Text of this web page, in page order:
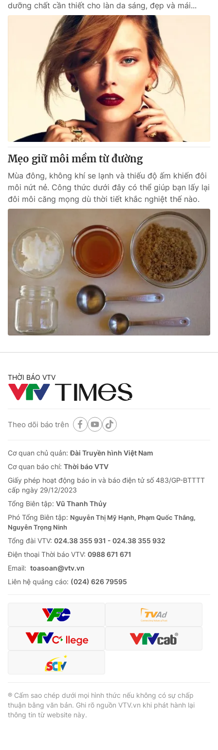
dưỡng chất cần thiết cho làn da sáng, đẹp và mái...
Mẹo giữ môi mềm từ đường
Mùa đông, không khí se lạnh và thiếu độ ấm khiến đôi
môi nứt nẻ. Công thức dưới đây có thể giúp bạn lấy lại
đôi môi căng mọng dù thời tiết khắc nghiệt thế nào.
THỜI BÁO VTV
Theo dõi báo trên
Cơ quan chủ quản:Đài Truyền hình Việt Nam
Cơ quan báo chí: Thời báo VTV
Giấy phép hoạt động báo in và báo điện tử số 483/GP-BTTTT
cấp ngày 29/12/2023
Tổng Biên tập: Vũ Thanh Thủy
Phó Tổng Biên tập: Nguyễn Thị Mỹ Hạnh, Phạm Quốc Thắng,
Nguyễn Trọng Ninh
Tổng đài VTV: 024.38 355 931 - 024.38 355 932
Ðiện thoại Thời báo VTV: 0988 671 671
Email: toasoan@vtv.vn
Liên hệ quảng cáo: (024) 626 79595
® Cấm sao chép dưới mọi hình thức nếu không có sự chấp
thuận bằng văn bản. Ghi rõ nguồn VTV.vn khi phát hành lại
thông tin từ website này.